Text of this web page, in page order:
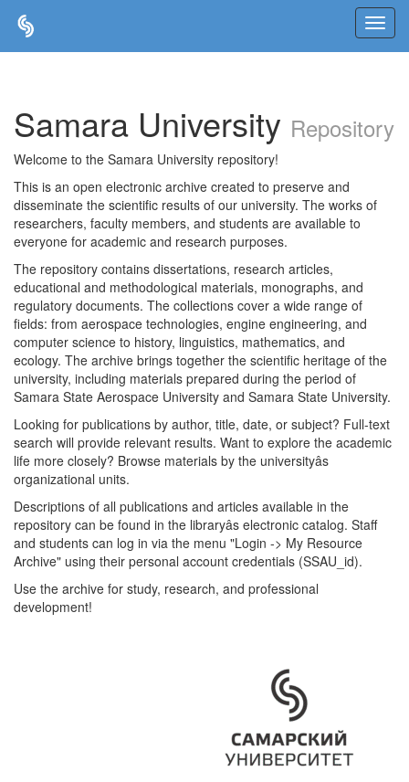
Samara University Repository
Welcome to the Samara University repository!
This is an open electronic archive created to preserve and
disseminate the scientific results of our university. The works of
researchers, faculty members, and students are available to
everyone for academic and research purposes.
The repository contains dissertations, research articles,
educational and methodological materials, monographs, and
regulatory documents. The collections cover a wide range of
fields: from aerospace technologies, engine engineering, and
computer science to history, linguistics, mathematics, and
ecology. The archive brings together the scientific heritage of the
university, including materials prepared during the period of
Samara State Aerospace University and Samara State University.
Looking for publications by author, title, date, or subject? Full-text
search will provide relevant results. Want to explore the academic
life more closely? Browse materials by the universityâs
organizational units.
Descriptions of all publications and articles available in the
repository can be found in the libraryâs electronic catalog. Staff
and students can log in via the menu "Login -> My Resource
Archive" using their personal account credentials (SSAU_id).
Use the archive for study, research, and professional
development!